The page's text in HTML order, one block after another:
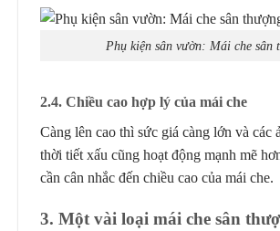
Phụ kiện sân vườn: Mái che sân
2.4. Chiều cao hợp lý của mái che
Càng lên cao thì sức giá càng lớn và các
thời tiết xấu cũng hoạt động mạnh mẽ
cần cân nhắc đến chiều cao của mái che.
3. Một vài loại mái che sân